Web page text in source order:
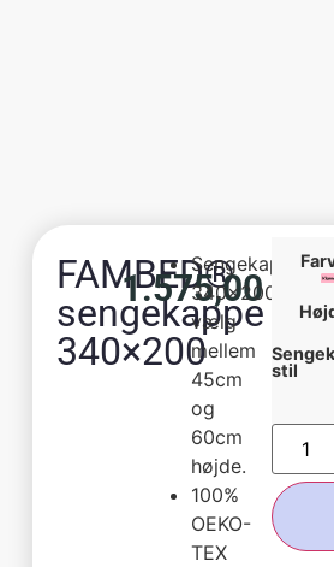
FAMBED®
sengekappe
340×200
1.575,00kr.
Sengekappe:
340x200cm,
vælg
mellem
45cm
og
60cm
højde.
100%
OEKO-
TEX
stil